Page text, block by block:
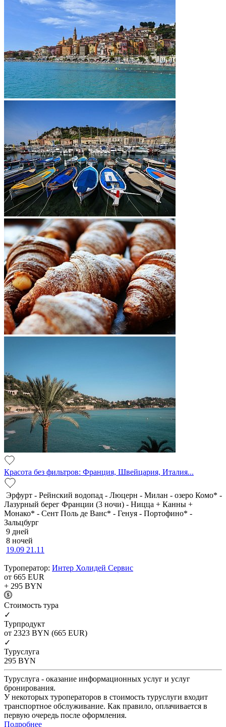
Красота без фильтров: Франция, Швейцария, Италия...
Эрфурт - Рейнский водопад - Люцерн - Милан - озеро Комо* -
Лазурный берег Франции (3 ночи) - Ницца + Канны +
Монако* - Сент Поль де Ванс* - Генуя - Портофино* -
Зальцбург
9 дней
8 ночей
19.09 21.11
Туроператор: Интер Холидей Сервис
от 665 EUR
+ 295 BYN
Cтоимость тура
✓
Турпродукт
от 2323 BYN (665 EUR)
✓
Туруслуга
295 BYN
Туруслуга - оказание информационных услуг и услуг
бронирования.
У некоторых туроператоров в стоимость туруслуги входит
транспортное обслуживание. Как правило, оплачивается в
первую очередь после оформления.
Подробнее